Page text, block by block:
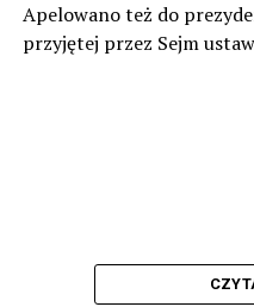
Apelowano też do
przyjętej przez Sejm